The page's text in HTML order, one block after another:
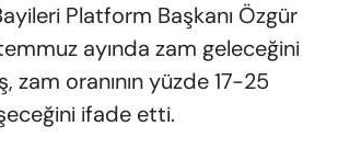
Platform Başkanı Özgür
ayında zam geleceğini
zam oranının yüzde 17-25
ifade etti.